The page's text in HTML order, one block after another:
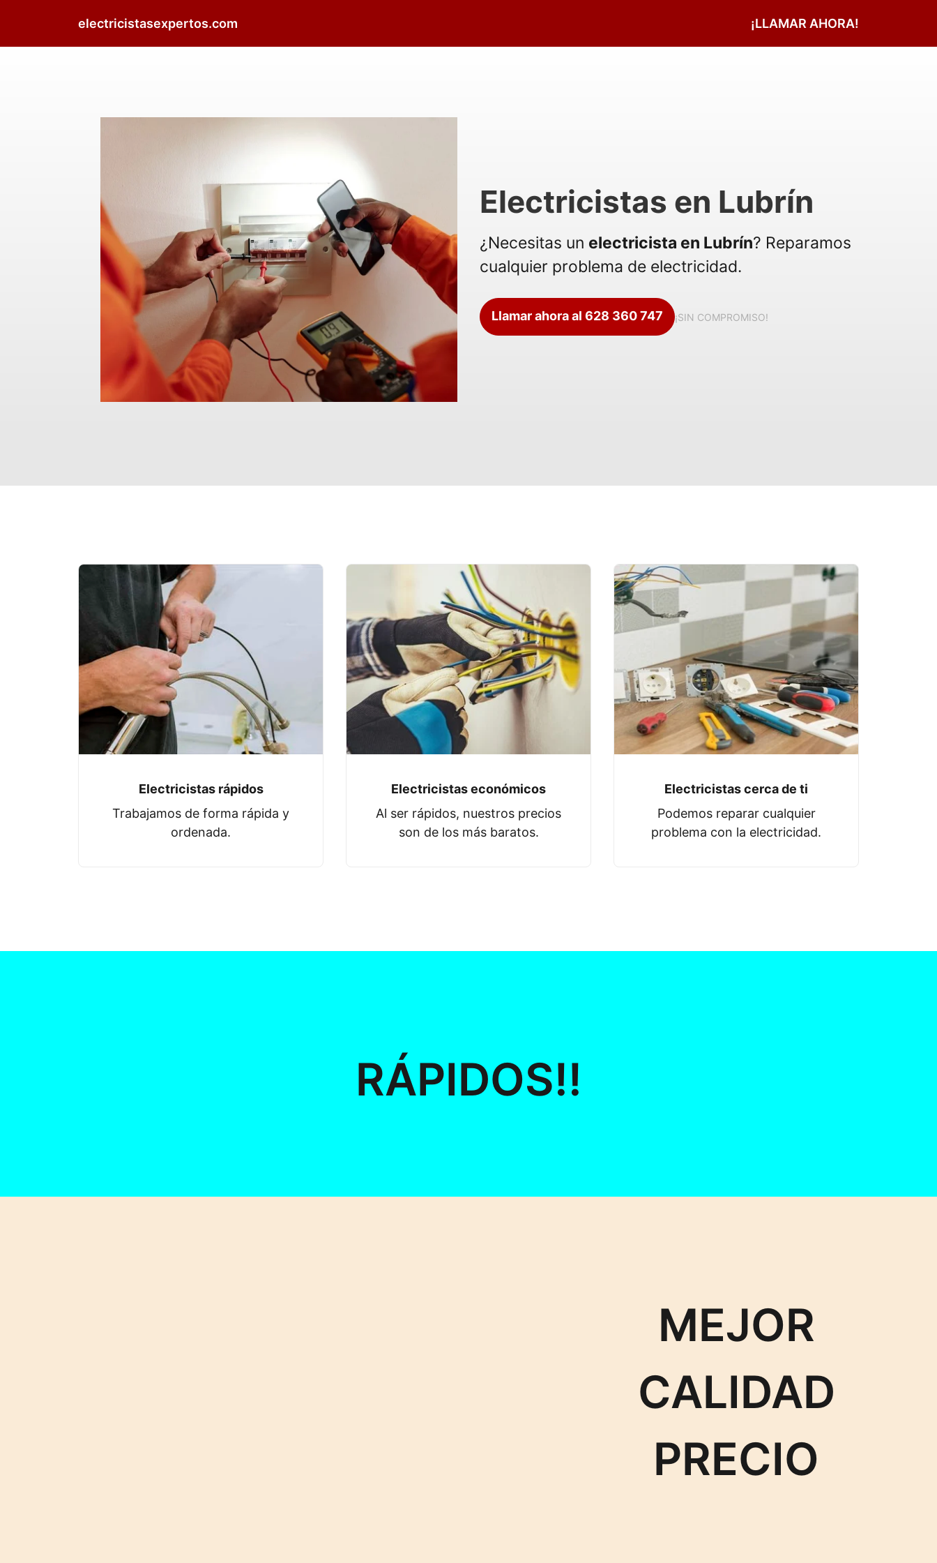
electricistasexpertos.com ¡LLAMAR AHORA!
Electricistas en Lubrín
¿Necesitas un electricista en Lubrín? Reparamos
cualquier problema de electricidad.
Llamar ahora al 628 360 747 ¡SIN COMPROMISO!
Electricistas rápidos
Trabajamos de forma rápida y
ordenada.
Electricistas económicos
Al ser rápidos, nuestros precios
son de los más baratos.
Electricistas cerca de ti
Podemos reparar cualquier
problema con la electricidad.
RÁPIDOS!!
MEJOR
CALIDAD
PRECIO